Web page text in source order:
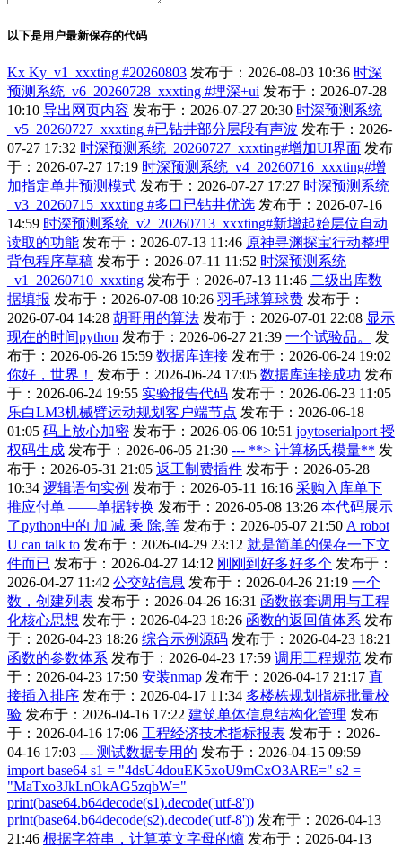
以下是用户最新保存的代码
Kx Ky_v1_xxxting #20260803 发布于：2026-08-03 10:36 时深
预测系统_v6_20260728_xxxting #埋深+ui 发布于：2026-07-28
10:10 导出网页内容 发布于：2026-07-27 20:30 时深预测系统
_v5_20260727_xxxting #已钻井部分层段有声波 发布于：2026-
07-27 17:32 时深预测系统_20260727_xxxting#增加UI界面 发布
于：2026-07-27 17:19 时深预测系统_v4_20260716_xxxting#增
加指定单井预测模式 发布于：2026-07-27 17:27 时深预测系统
_v3_20260715_xxxting #多口已钻井优选 发布于：2026-07-16
14:59 时深预测系统_v2_20260713_xxxting#新增起始层位自动
读取的功能 发布于：2026-07-13 11:46 原神寻渊探宝行动整理
背包程序草稿 发布于：2026-07-11 11:52 时深预测系统
_v1_20260710_xxxting 发布于：2026-07-13 11:46 二级出库数
据填报 发布于：2026-07-08 10:26 羽毛球算球费 发布于：
2026-07-04 14:28 胡哥用的算法 发布于：2026-07-01 22:08 显示
现在的时间python 发布于：2026-06-27 21:39 一个试验品。
发
布于：2026-06-26 15:59 数据库连接 发布于：2026-06-24 19:02
你好，世界！
发布于：2026-06-24 17:05 数据库连接成功 发布
于：2026-06-24 19:55 实验报告代码 发布于：2026-06-23 11:05
乐白LM3机械臂运动规划客户端节点 发布于：2026-06-18
01:05 码上放心加密 发布于：2026-06-06 10:51 joytoserialport 授
权码生成 发布于：2026-06-05 21:30 --- **> 计算杨氏模量** 发
布于：2026-05-31 21:05 返工制费插件 发布于：2026-05-28
10:34 逻辑语句实例 发布于：2026-05-11 16:16 采购入库单下
推应付单 ——单据转换 发布于：2026-05-08 13:26 本代码展示
了python中的 加 减 乘 除,等 发布于：2026-05-07 21:50 A robot
U can talk to 发布于：2026-04-29 23:12 就是简单的保存一下文
件而已 发布于：2026-04-27 14:12 刚刚到好多好多个 发布于：
2026-04-27 11:42 公交站信息 发布于：2026-04-26 21:19 一个
数，创建列表 发布于：2026-04-26 16:31 函数嵌套调用与工程
化核心思想 发布于：2026-04-23 18:26 函数的返回值体系 发布
于：2026-04-23 18:26 综合示例源码 发布于：2026-04-23 18:21
函数的参数体系 发布于：2026-04-23 17:59 调用工程规范 发布
于：2026-04-23 17:50 安装nmap 发布于：2026-04-17 21:17 直
接插入排序 发布于：2026-04-17 11:34 多楼栋规划指标批量校
验 发布于：2026-04-16 17:22 建筑单体信息结构化管理 发布
于：2026-04-16 17:06 工程经济技术指标报表 发布于：2026-
04-16 17:03 --- 测试数据专用的 发布于：2026-04-15 09:59
import base64 s1 = "4dsU4douEK5xoU9mCxO3ARE=" s2 =
"MaTxo3JkLnOkAG5zqbW="
print(base64.b64decode(s1).decode('utf-8'))
print(base64.b64decode(s2).decode('utf-8')) 发布于：2026-04-13
21:46 根据字符串，计算英文字母的熵 发布于：2026-04-13